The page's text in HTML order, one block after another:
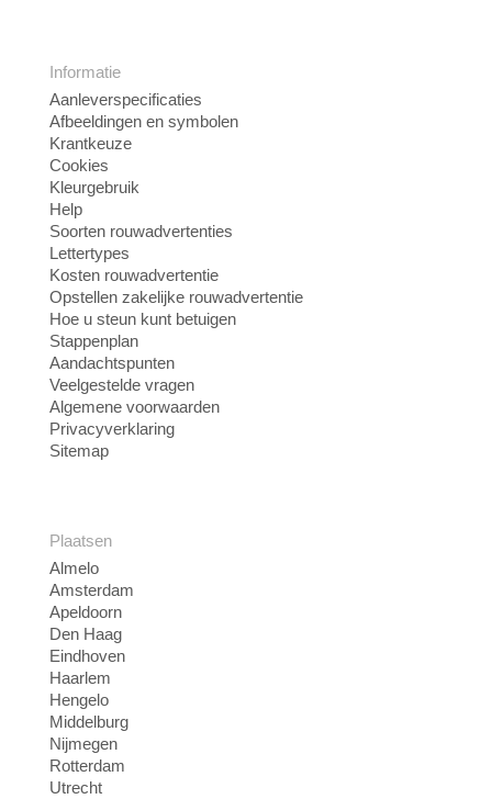
Informatie
Aanleverspecificaties
Afbeeldingen en symbolen
Krantkeuze
Cookies
Kleurgebruik
Help
Soorten rouwadvertenties
Lettertypes
Kosten rouwadvertentie
Opstellen zakelijke rouwadvertentie
Hoe u steun kunt betuigen
Stappenplan
Aandachtspunten
Veelgestelde vragen
Algemene voorwaarden
Privacyverklaring
Sitemap
Plaatsen
Almelo
Amsterdam
Apeldoorn
Den Haag
Eindhoven
Haarlem
Hengelo
Middelburg
Nijmegen
Rotterdam
Utrecht